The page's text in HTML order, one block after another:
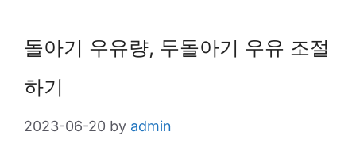
돌아기 우유량, 두돌아기 우유 조절
하기
2023-06-20 by admin